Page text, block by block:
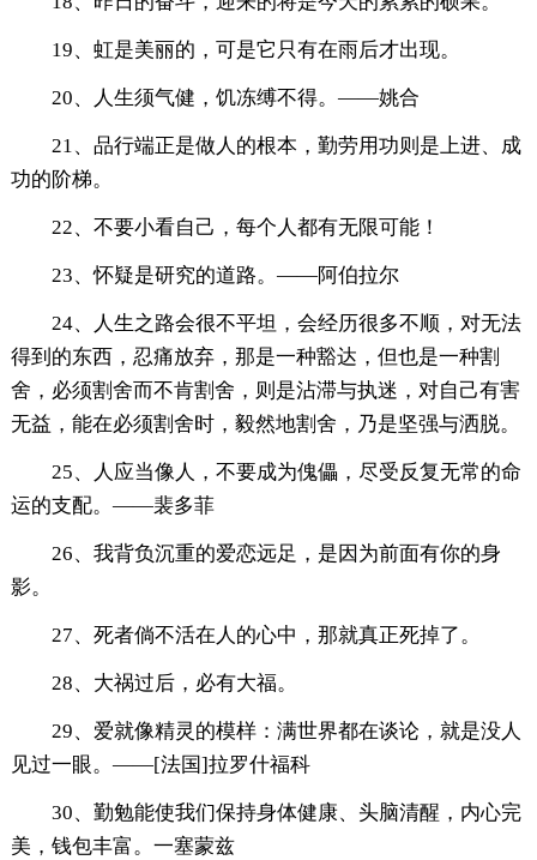
19、虹是美丽的，可是它只有在雨后才出现。
20、人生须气健，饥冻缚不得。——姚合
21、品行端正是做人的根本，勤劳用功则是上进、成
功的阶梯。
22、不要小看自己，每个人都有无限可能！
23、怀疑是研究的道路。——阿伯拉尔
24、人生之路会很不平坦，会经历很多不顺，对无法
得到的东西，忍痛放弃，那是一种豁达，但也是一种割
舍，必须割舍而不肯割舍，则是沾滞与执迷，对自己有害
无益，能在必须割舍时，毅然地割舍，乃是坚强与洒脱。
25、人应当像人，不要成为傀儡，尽受反复无常的命
运的支配。——裴多菲
26、我背负沉重的爱恋远足，是因为前面有你的身
影。
27、死者倘不活在人的心中，那就真正死掉了。
28、大祸过后，必有大福。
29、爱就像精灵的模样：满世界都在谈论，就是没人
见过一眼。——[法国]拉罗什福科
30、勤勉能使我们保持身体健康、头脑清醒，内心完
美，钱包丰富。一塞蒙兹